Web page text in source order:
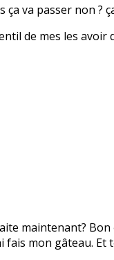
va passer non ?
de mes les avoir
maintenant?
mon gâteau. Et